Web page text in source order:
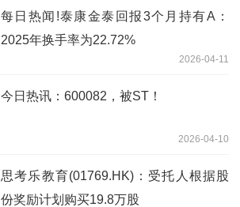
每日热闻!泰康金泰回报3个月持有A：
2025年换手率为22.72%
2026-04-11
今日热讯：600082，被ST！
2026-04-10
思考乐教育(01769.HK)：受托人根据股
份奖励计划购买19.8万股